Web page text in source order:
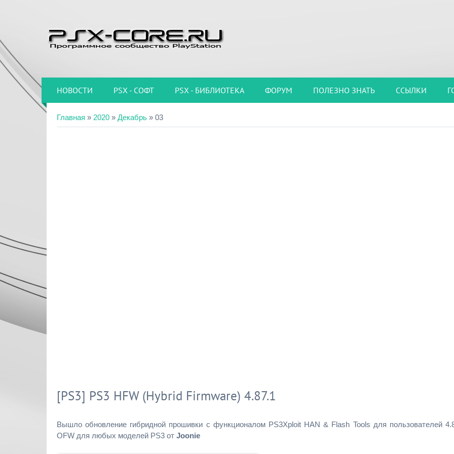
НОВОСТИ PSX - СОФТ PSX - БИБЛИОТЕКА ФОРУМ ПОЛЕЗНО ЗНАТЬ ССЫЛКИ
Главная » 2020 » Декабрь » 03
[PS3] PS3 HFW (Hybrid Firmware) 4.87.1
Вышло обновление гибридной прошивки с функционалом PS3Xploit HAN & Flash Tools для пользователей
OFW для любых моделей PS3 от Joonie